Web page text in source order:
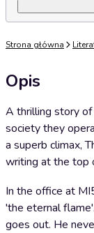
Strona główna
Opis
A thrilling story
society they
a superb climax,
writing at the top
In the office at
'the eternal
goes out. He